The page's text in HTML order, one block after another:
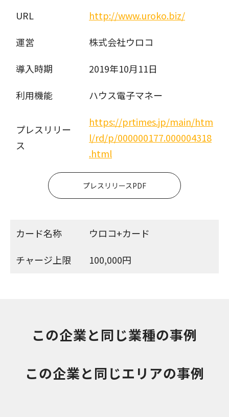
URL
http://www.uroko.biz/
運営
株式会社ウロコ
導入時期
2019年10月11日
利用機能
ハウス電子マネー
プレスリリー
ス
https://prtimes.jp/main/htm
l/rd/p/000000177.000004318
.html
プレスリリースPDF
カード名称
ウロコ+カード
チャージ上限
100,000円
この企業と同じ業種の事例
この企業と同じエリアの事例